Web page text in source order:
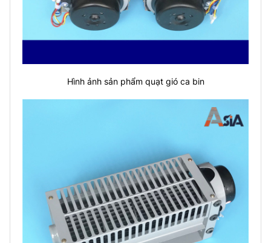
Hình ảnh sản phẩm quạt gió ca bin